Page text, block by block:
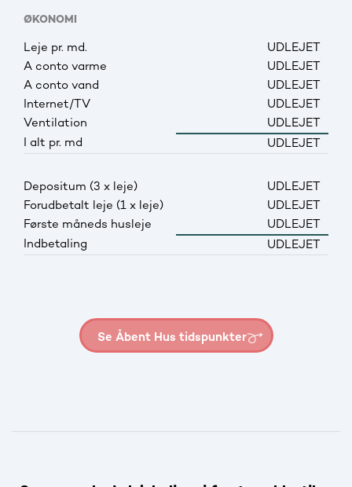
ØKONOMI
Leje pr. md.
UDLEJET
A conto varme
UDLEJET
A conto vand
UDLEJET
Internet/TV
UDLEJET
Ventilation
UDLEJET
I alt pr. md
UDLEJET
Depositum (3 x leje)
UDLEJET
Forudbetalt leje (1 x leje)
UDLEJET
Første måneds husleje
UDLEJET
Indbetaling
UDLEJET
Se Åbent Hus tidspunkter